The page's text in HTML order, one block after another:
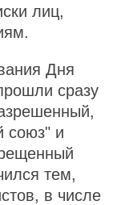
лиц,
Дня
сразу
союз" и
тем,
в числе